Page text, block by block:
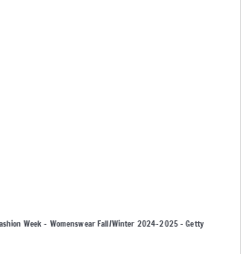
Week – Womenswear Fall/Winter 2024-2025 – Getty